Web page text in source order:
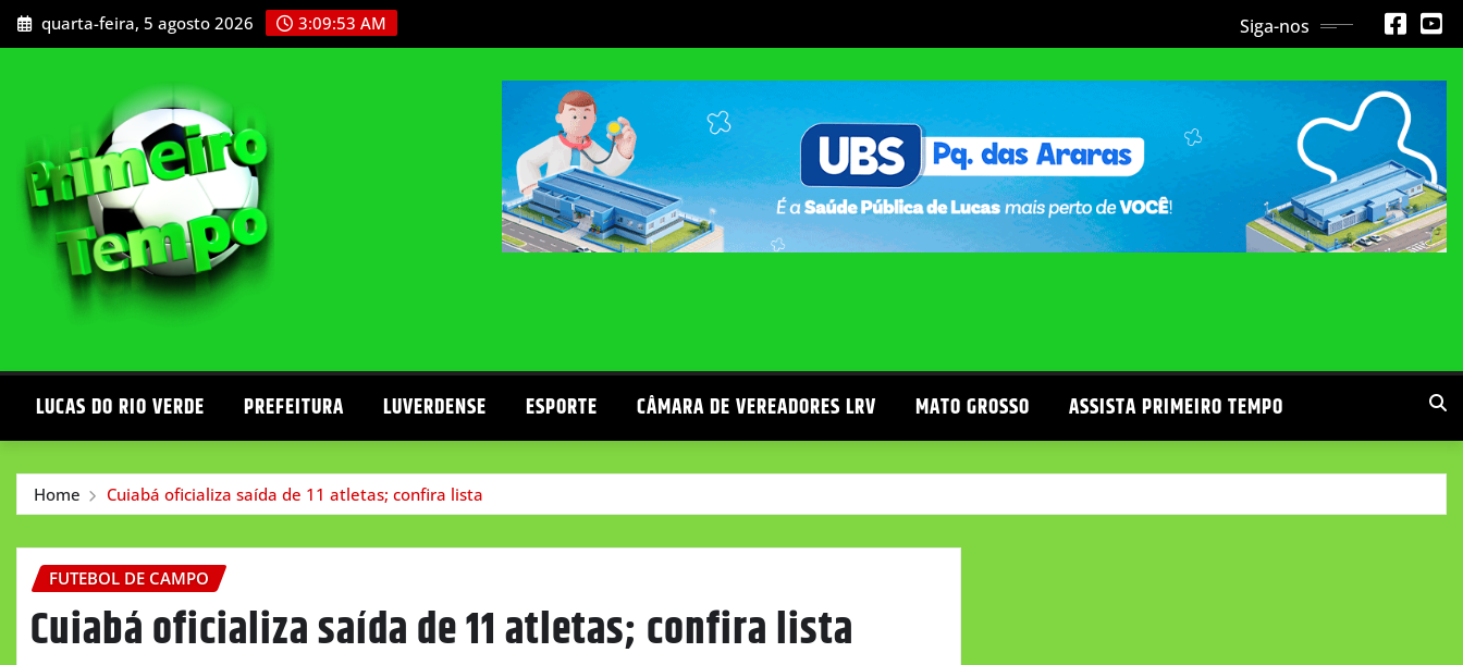
Skip
to
quarta-feira, 5 agosto 2026 3:09:54 AM Siga-nos
LUCAS DO RIO VERDE PREFEITURA LUVERDENSE ESPORTE CÂMARA DE VEREADORES LRV MATO GROSSO ASSISTA PRIMEIRO TEMPO
Home Cuiabá oficializa saída de 11 atletas; confira lista
FUTEBOL DE CAMPO
Cuiabá oficializa saída de 11 atletas; confira lista